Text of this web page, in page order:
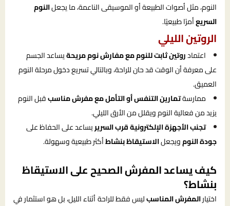
النوم، مثل أصوات الطبيعة أو الموسيقى الناعمة، ما يجعلالنوم
السريعأمرًا طبيعيًا.
الروتين الليلي
اعتمادروتين ثابت للنوم مع مفارش نوم مريحةيساعد الجسم
على معرفة أن الوقت قد حان للراحة، وبالتالي تسريع دخول مرحلة النوم
العميق.
ممارسةتمارين التنفس أو التأمل مع مفرش مناسبقبل النوم
يزيد من فعالية النوم ويقلل من الأرق الليلي.
تجنب الأجهزة الإلكترونية قرب السريريساعد على الحفاظ على
جودة النومويجعلالاستيقاظ بنشاطأكثر طبيعية وسهولة.
كيف يساعد المفرش الصحيح على الاستيقاظ
بنشاط؟
اختيارالمفرش المناسبليس فقط للراحة أثناء الليل، بل هو استثمار في